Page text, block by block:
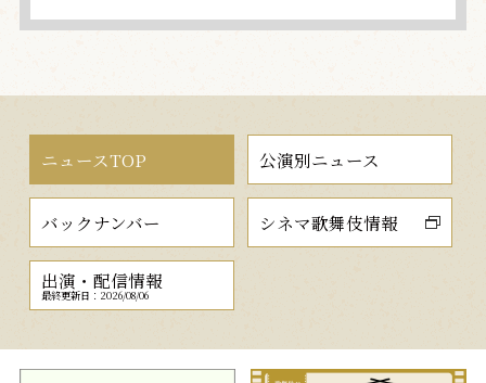
ニュースTOP 公演別ニュース
バックナンバー シネマ歌舞伎情報
出演・配信情報
最終更新日：2026/08/06